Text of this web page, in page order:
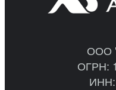
ООО
ОГРН:
ИНН: